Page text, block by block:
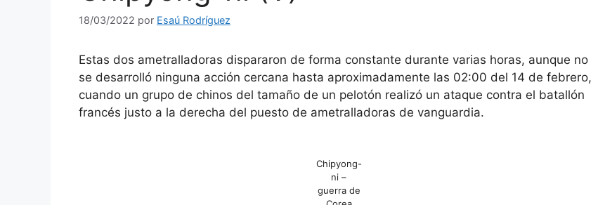
18/03/2022 por Esaú Rodríguez
Estas dos ametralladoras dispararon de forma constante durante varias horas, aunque no
se desarrolló ninguna acción cercana hasta aproximadamente las 02:00 del 14 de febrero,
cuando un grupo de chinos del tamaño de un pelotón realizó un ataque contra el batallón
francés justo a la derecha del puesto de ametralladoras de vanguardia.
Chipyong-
ni –
guerra de